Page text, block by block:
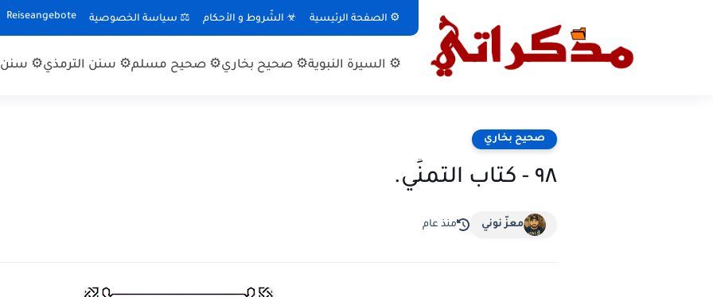
⚙ الصفحة الرئيسية ☣ الشّروط و الأحكام ⚖ سياسة الخصوصية Reiseangebote
⚙ السيرة النبوية⚙ صحيح بخاري⚙ صحيح مسلم⚙ سنن الترمذي⚙ سنن
صحيح بخاري
٩٨ - كتاب التمنِّي.
معزّ نوني منذ عام